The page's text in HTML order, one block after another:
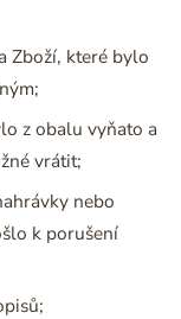
Zboží, které bylo
z obalu vyňato a
vrátit;
nebo
k porušení